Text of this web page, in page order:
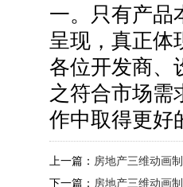
一。只有产品
呈现，真正体
各位开发商、
之符合市场需
作中取得更好
上一篇： 房地产三维动画
下一篇： 房地产三维动画